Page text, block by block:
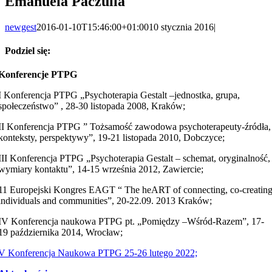
newgest2016-01-10T15:46:00+01:0010 stycznia 2016|
Podziel się:
Facebook
X
LinkedIn
WhatsApp
Email
PTPG
Konferencja PTPG „Psychoterapia Gestalt –jednostka, grupa,
, 28-30 listopada 2008, Kraków;
Konferencja PTPG ” Tożsamość zawodowa psychoterapeuty-źródła,
perspektywy”, 19-21 listopada 2010, Dobczyce;
Konferencja PTPG „Psychoterapia Gestalt – schemat, oryginalność,
kontaktu”, 14-15 września 2012, Zawiercie;
Europejski Kongres EAGT “ The heART of connecting, co-
and communities”, 20-22.09. 2013 Kraków;
Konferencja naukowa PTPG pt. „Pomiędzy –Wśród-Razem”, 17-
października 2014, Wrocław;
Konferencja Naukowa PTPG 25-26 lutego 2022;